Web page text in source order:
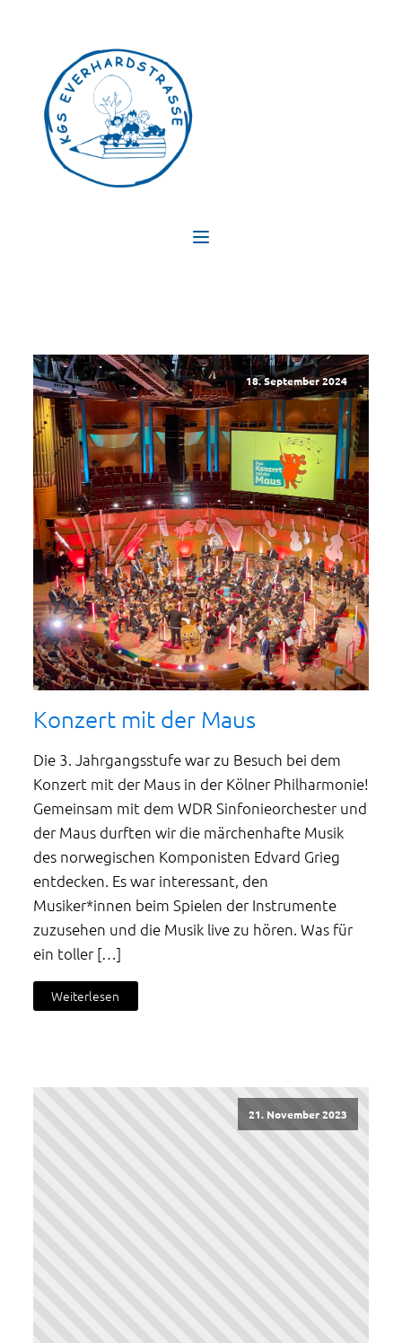
18. September 2024
Konzert mit der Maus
Die 3. Jahrgangsstufe war zu Besuch bei dem
Konzert mit der Maus in der Kölner Philharmonie!
Gemeinsam mit dem WDR Sinfonieorchester und
der Maus durften wir die märchenhafte Musik
des norwegischen Komponisten Edvard Grieg
entdecken. Es war interessant, den
Musiker*innen beim Spielen der Instrumente
zuzusehen und die Musik live zu hören. Was für
ein toller […]
Weiterlesen
21. November 2023